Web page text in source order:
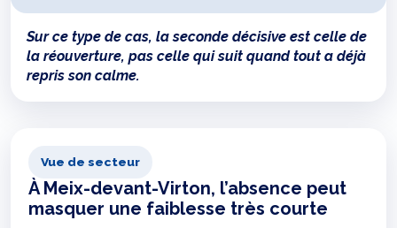
Sur ce type de cas, la seconde décisive est celle de
la réouverture, pas celle qui suit quand tout a déjà
repris son calme.
Vue de secteur
À Meix-devant-Virton, l’absence peut
masquer une faiblesse très courte